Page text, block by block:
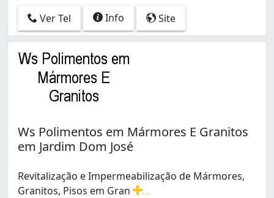
Ver Tel Info Site
Ws Polimentos em Mármores E Granitos
em Jardim Dom José
Revitalização e Impermeabilização de Mármores,
Granitos, Pisos em Gran